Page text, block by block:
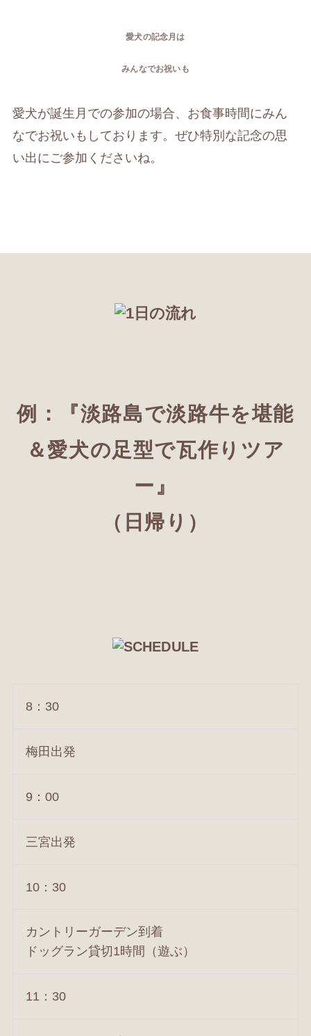
愛犬の記念月は
みんなでお祝いも
愛犬が誕生月での参加の場合、お食事時間にみん
なでお祝いもしております。ぜひ特別な記念の思
い出にご参加くださいね。
例：『淡路島で淡路牛を堪能
＆愛犬の足型で瓦作りツア
ー』
（日帰り）
8：30
梅田出発
9：00
三宮出発
10：30
カントリーガーデン到着
ドッグラン貸切1時間（遊ぶ）
11：30